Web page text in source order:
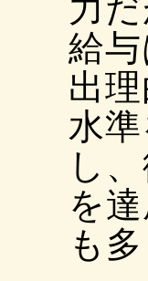
力
給
出
水
し
を
も